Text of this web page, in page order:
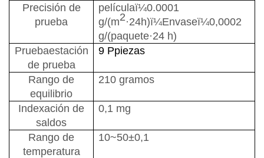
Precisión de
prueba
películaï¼0.0001
g/(m2·24h)ï¼Envaseï¼0,0002
g/(paquete·24 h)
Pruebaestación
de prueba
9 Ppiezas
Rango de
equilibrio
210 gramos
Indexación de
saldos
0,1 mg
Rango de
temperatura
10~50±0,1